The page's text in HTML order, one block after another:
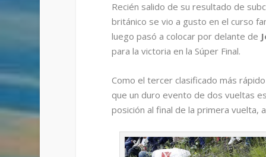
Recién salido de su resultado de
británico se vio a gusto en el curso
luego pasó a colocar por delante de
para la victoria en la Súper Final.
Como el tercer clasificado más
que un duro evento de dos vueltas
posición al final de la primera vuelta,